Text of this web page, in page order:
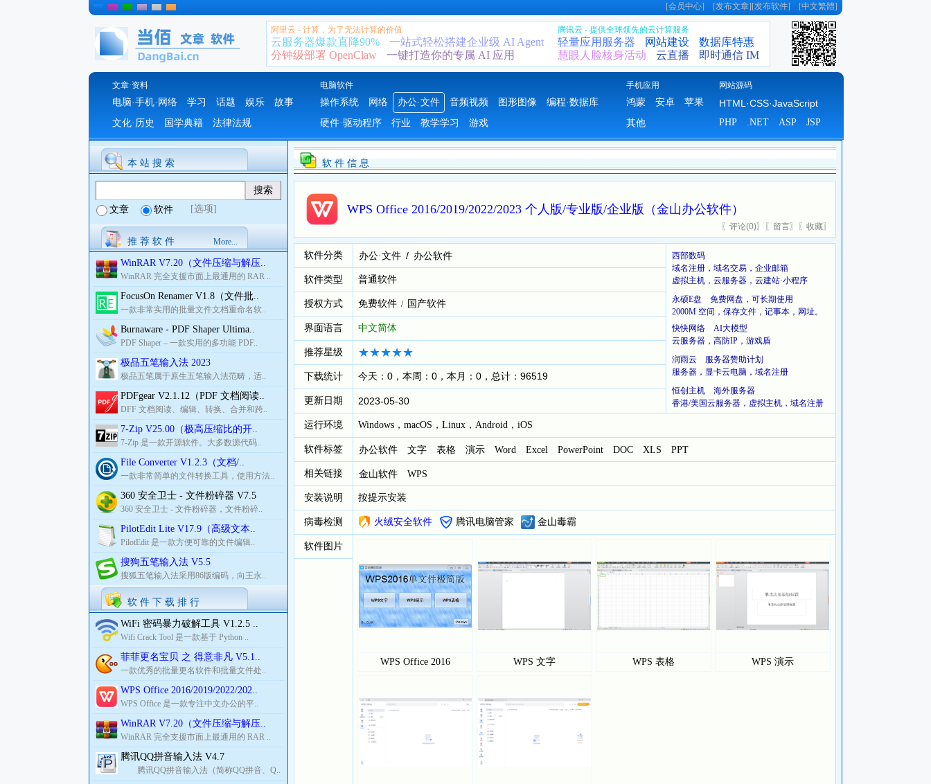
[会员中心] [发布文章][发布软件] [中文繁體]
阿里云 - 计算，为了无法计算的价值
云服务器爆款直降90%
一站式轻松搭建企业级 AI Agent
分钟级部署 OpenClaw
一键打造你的专属 AI 应用
腾讯云 - 提供全球领先的云计算服务
轻量应用服务器 网站建设
数据库特惠
慧眼人脸核身活动
云直播 即时通信 IM
文章·资料 电脑软件 手机应用 网站源码
电脑·手机·网络 学习 话题 娱乐
故事
文化·历史
国学典籍 法律法规
操作系统 网络 办公·文件 音频视频 图形图像
编程·数据库
硬件·驱动程序
行业 教学学习 游戏
鸿蒙 安卓
苹果
其他
HTML·CSS·JavaScript
PHP .NET ASP JSP
本 站 搜 索
文章 软件 [选项]
推 荐 软 件 More...
WinRAR V7.20（文件压缩与解压..
WinRAR 完全支援市面上最通用的 RAR ..
FocusOn Renamer V1.8（文件批..
一款非常实用的批量文件文档重命名软..
Burnaware - PDF Shaper Ultima..
PDF Shaper – 一款实用的多功能 PDF..
极品五笔输入法 2023
极品五笔属于原生五笔输入法范畴，适..
PDFgear V2.1.12（PDF 文档阅读..
DFF 文档阅读、编辑、转换、合并和跨..
7-Zip V25.00（极高压缩比的开..
7-Zip 是一款开源软件。大多数源代码..
File Converter V1.2.3（文档/..
一款非常简单的文件转换工具，使用方法..
360 安全卫士 - 文件粉碎器 V7.5
360 安全卫士 - 文件粉碎器，文件粉碎..
PilotEdit Lite V17.9（高级文本..
PilotEdit 是一款方便可靠的文件编辑..
搜狗五笔输入法 V5.5
搜狐五笔输入法采用86版编码，向王永..
软 件 下 载 排 行
WiFi 密码暴力破解工具 V1.2.5 ..
Wifi Crack Tool 是一款基于 Python ..
菲菲更名宝贝 之 得意非凡 V5.1..
一款优秀的批量更名软件和批量文件处..
WPS Office 2016/2019/2022/202..
WPS Office 是一款专注中文办公的平..
WinRAR V7.20（文件压缩与解压..
WinRAR 完全支援市面上最通用的 RAR ..
腾讯QQ拼音输入法 V4.7
腾讯QQ拼音输入法（简称QQ拼音、Q..
软 件 信 息
WPS Office 2016/2019/2022/2023 个人版/专业版/企业版（金山办公软件）
〖 评论(0)〗〖 留言〗〖 收藏〗
软件分类 办公·文件 / 办公软件
西部数码
域名注册，域名交易，企业邮箱
虚拟主机，云服务器，云建站·小程序
永硕E盘 免费网盘，可长期使用
2000M 空间，保存文件，记事本，网址。
快快网络 AI大模型
云服务器，高防IP，游戏盾
润雨云 服务器赞助计划
服务器，显卡云电脑，域名注册
恒创主机 海外服务器
香港/美国云服务器，虚拟主机，域名注册
软件类型 普通软件
授权方式 免费软件 / 国产软件
界面语言 中文简体
推荐星级
下载统计 今天：0，本周：0，本月：0，总计：96519
更新日期 2023-05-30
运行环境 Windows，macOS，Linux，Android，iOS
软件标签 办公软件 文字 表格 演示 Word Excel PowerPoint DOC XLS PPT
相关链接 金山软件 WPS
安装说明 按提示安装
病毒检测 火绒安全软件 腾讯电脑管家 金山毒霸
软件图片
WPS Office 2016 WPS 文字 WPS 表格 WPS 演示